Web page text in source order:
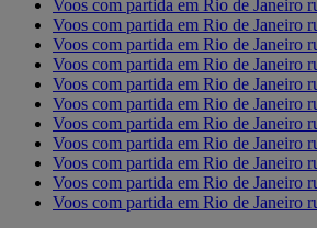
Voos com partida em Rio de Janeiro
Voos com partida em Rio de Janeiro
Voos com partida em Rio de Janeiro
Voos com partida em Rio de Janeiro
Voos com partida em Rio de Janeiro
Voos com partida em Rio de Janeiro
Voos com partida em Rio de Janeiro
Voos com partida em Rio de Janeiro
Voos com partida em Rio de Janeiro
Voos com partida em Rio de Janeiro
Voos com partida em Rio de Janeiro